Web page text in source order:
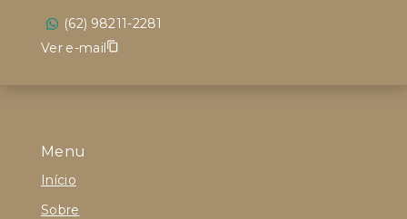
Menu
Início
Sobre
(62) 98211-2281
Ver e-mail